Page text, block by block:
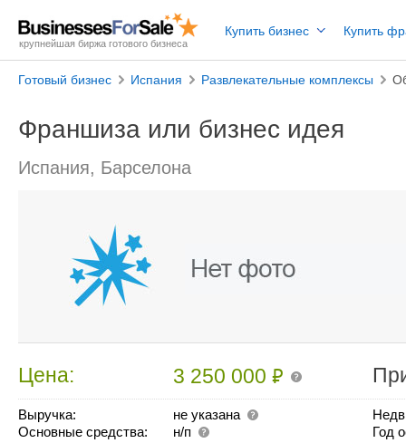
крупнейшая биржа готового бизнеса
Купить бизнес Купить
Готовый бизнес Испания Развлекательные комплексы
Франшиза или бизнес идея
Испания, Барселона
Цена: 3 250 000₽
Выручка:
не указана
Основные средства:
н/п
Год